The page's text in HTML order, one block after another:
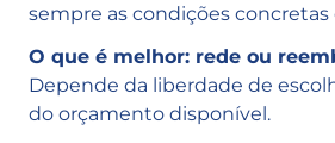
sempre as condições concretas
O que é melhor: rede ou
Depende da liberdade de
do orçamento disponível.